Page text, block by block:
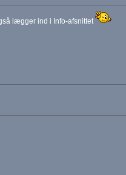
lægger ind i Info-afsnittet